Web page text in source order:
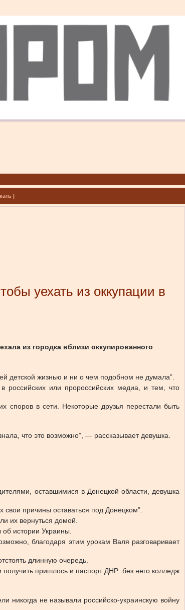
|
уехать из оккупации в
из городка вблизи оккупированного
детской жизнью и ни о чем подобном не думала”.
или пророссийских медиа, и тем, что
в сети. Некоторые друзья перестали быть
что это возможно”, — рассказывает девушка.
оставшимися в Донецкой области, девушка
причины оставаться под Донецком”.
их вернуться домой.
истории Украины.
благодаря этим урокам Валя разговаривает
длинную очередь.
пришлось и паспорт ДНР: без него колледж
никогда не называли российско-украинскую войну